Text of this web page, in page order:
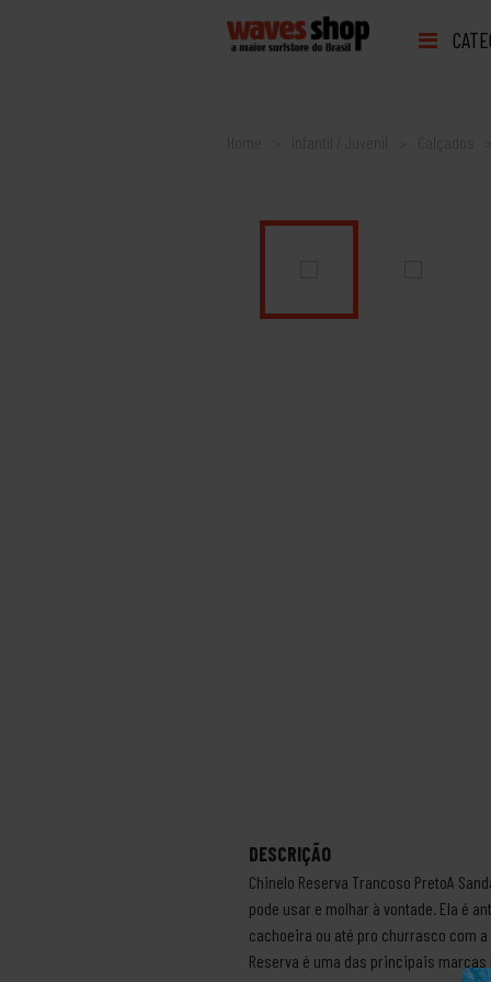
Home
DESCRIÇÃO
Chinelo Reserva Trancoso PretoA
pode usar e molhar à vontade. Ela é
cachoeira ou até pro churrasco com
Reserva é uma das principais marcas